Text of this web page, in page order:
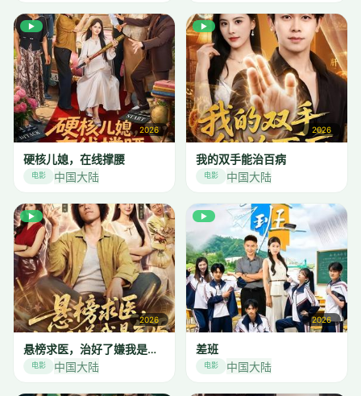
2026
▶
硬核儿媳，在线撑腰
电影 中国大陆
2026
▶
我的双手能治百病
电影 中国大陆
2026
▶
悬榜求医，治好了嫌我是乞丐
电影 中国大陆
2026
▶
差班
电影 中国大陆